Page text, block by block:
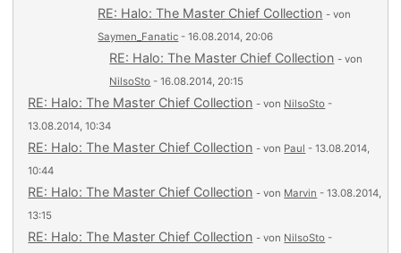
RE: Halo: The Master Chief Collection - von
Saymen_Fanatic - 16.08.2014, 20:06
RE: Halo: The Master Chief Collection - von
NilsoSto - 16.08.2014, 20:15
RE: Halo: The Master Chief Collection - von NilsoSto -
13.08.2014, 10:34
RE: Halo: The Master Chief Collection - von Paul - 13.08.2014,
10:44
RE: Halo: The Master Chief Collection - von Marvin - 13.08.2014,
13:15
RE: Halo: The Master Chief Collection - von NilsoSto -